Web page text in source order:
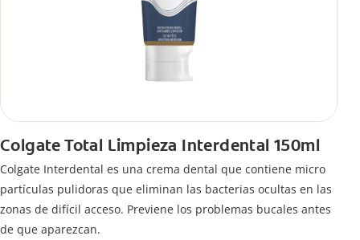
Colgate Total Limpieza Interdental 150ml
Colgate Interdental es una crema dental que contiene micro
partículas pulidoras que eliminan las bacterias ocultas en las
zonas de difícil acceso. Previene los problemas bucales antes
de que aparezcan.